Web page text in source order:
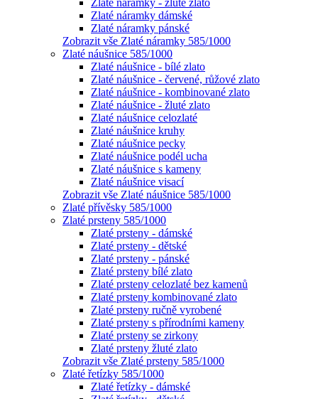
Zlaté náramky - žluté zlato
Zlaté náramky dámské
Zlaté náramky pánské
Zobrazit vše Zlaté náramky 585/1000
Zlaté náušnice 585/1000
Zlaté náušnice - bílé zlato
Zlaté náušnice - červené, růžové zlato
Zlaté náušnice - kombinované zlato
Zlaté náušnice - žluté zlato
Zlaté náušnice celozlaté
Zlaté náušnice kruhy
Zlaté náušnice pecky
Zlaté náušnice podél ucha
Zlaté náušnice s kameny
Zlaté náušnice visací
Zobrazit vše Zlaté náušnice 585/1000
Zlaté přívěsky 585/1000
Zlaté prsteny 585/1000
Zlaté prsteny - dámské
Zlaté prsteny - dětské
Zlaté prsteny - pánské
Zlaté prsteny bílé zlato
Zlaté prsteny celozlaté bez kamenů
Zlaté prsteny kombinované zlato
Zlaté prsteny ručně vyrobené
Zlaté prsteny s přírodními kameny
Zlaté prsteny se zirkony
Zlaté prsteny žluté zlato
Zobrazit vše Zlaté prsteny 585/1000
Zlaté řetízky 585/1000
Zlaté řetízky - dámské